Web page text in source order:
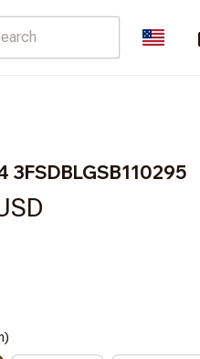
3FSDBLGSB110295